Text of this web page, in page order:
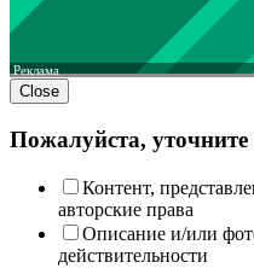
Реклама
Close
Пожалуйста,
Контент,
авторские права
Описание и/или
действительности